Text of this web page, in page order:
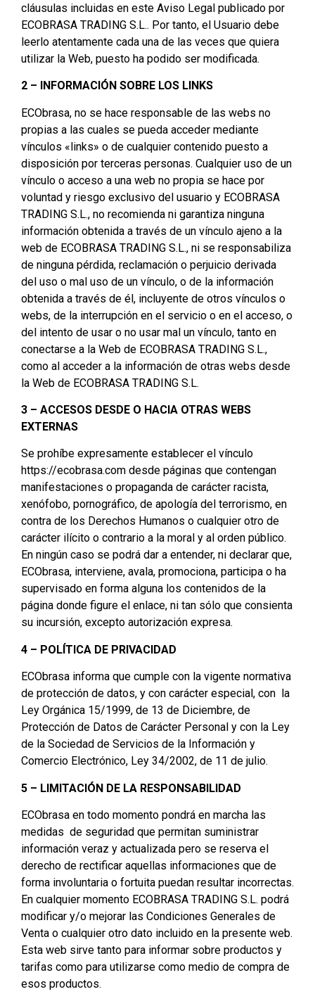
cláusulas incluidas en este Aviso Legal publicado por
ECOBRASA TRADING S.L.. Por tanto, el Usuario debe
leerlo atentamente cada una de las veces que quiera
utilizar la Web, puesto ha podido ser modificada.
2 – INFORMACIÓN SOBRE LOS LINKS
ECObrasa, no se hace responsable de las webs no
propias a las cuales se pueda acceder mediante
vínculos «links» o de cualquier contenido puesto a
disposición por terceras personas. Cualquier uso de un
vínculo o acceso a una web no propia se hace por
voluntad y riesgo exclusivo del usuario y ECOBRASA
TRADING S.L., no recomienda ni garantiza ninguna
información obtenida a través de un vínculo ajeno a la
web de ECOBRASA TRADING S.L., ni se responsabiliza
de ninguna pérdida, reclamación o perjuicio derivada
del uso o mal uso de un vínculo, o de la información
obtenida a través de él, incluyente de otros vínculos o
webs, de la interrupción en el servicio o en el acceso, o
del intento de usar o no usar mal un vínculo, tanto en
conectarse a la Web de ECOBRASA TRADING S.L.,
como al acceder a la información de otras webs desde
la Web de ECOBRASA TRADING S.L.
3 – ACCESOS DESDE O HACIA OTRAS WEBS
EXTERNAS
Se prohíbe expresamente establecer el vínculo
https://ecobrasa.com desde páginas que contengan
manifestaciones o propaganda de carácter racista,
xenófobo, pornográfico, de apología del terrorismo, en
contra de los Derechos Humanos o cualquier otro de
carácter ilícito o contrario a la moral y al orden público.
En ningún caso se podrá dar a entender, ni declarar que,
ECObrasa, interviene, avala, promociona, participa o ha
supervisado en forma alguna los contenidos de la
página donde figure el enlace, ni tan sólo que consienta
su incursión, excepto autorización expresa.
4 – POLÍTICA DE PRIVACIDAD
ECObrasa informa que cumple con la vigente normativa
de protección de datos, y con carácter especial, con la
Ley Orgánica 15/1999, de 13 de Diciembre, de
Protección de Datos de Carácter Personal y con la Ley
de la Sociedad de Servicios de la Información y
Comercio Electrónico, Ley 34/2002, de 11 de julio.
5 – LIMITACIÓN DE LA RESPONSABILIDAD
ECObrasa en todo momento pondrá en marcha las
medidas de seguridad que permitan suministrar
información veraz y actualizada pero se reserva el
derecho de rectificar aquellas informaciones que de
forma involuntaria o fortuita puedan resultar incorrectas.
En cualquier momento ECOBRASA TRADING S.L. podrá
modificar y/o mejorar las Condiciones Generales de
Venta o cualquier otro dato incluido en la presente web.
Esta web sirve tanto para informar sobre productos y
tarifas como para utilizarse como medio de compra de
esos productos.